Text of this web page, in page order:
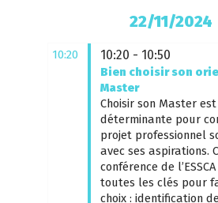
22/11/2024
10:20 10:20 - 10:50
Bien choisir son
Master
Choisir son Master
déterminante pour
projet professionnel
avec ses aspirations.
conférence de
toutes les clés pour
choix : identification